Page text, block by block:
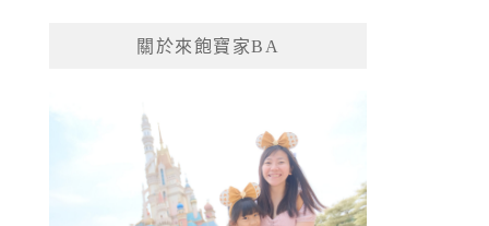
關於來飽寶家BA